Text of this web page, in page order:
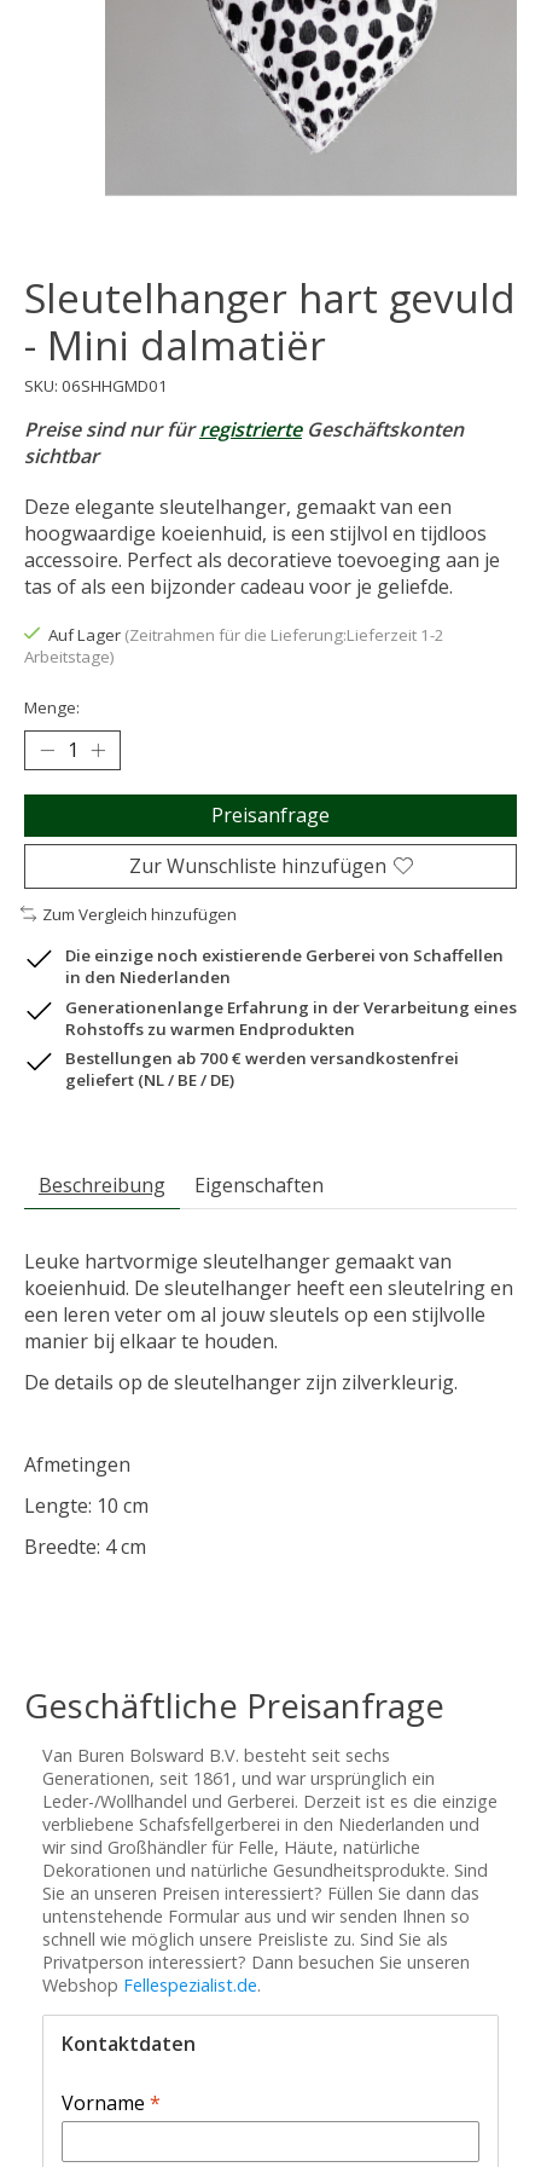
Sleutelhanger hart gevuld
- Mini dalmatiër
SKU: 06SHHGMD01
Preise sind nur fürregistrierteGeschäftskonten
sichtbar
Deze elegante sleutelhanger, gemaakt van een
hoogwaardige koeienhuid, is een stijlvol en tijdloos
accessoire. Perfect als decoratieve toevoeging aan je
tas of als een bijzonder cadeau voor je geliefde.
Auf Lager (Zeitrahmen für die Lieferung:Lieferzeit 1-2
Arbeitstage)
Menge:
Preisanfrage
Zur Wunschliste hinzufügen
Zum Vergleich hinzufügen
Die einzige noch existierende Gerberei von Schaffellen
in den Niederlanden
Generationenlange Erfahrung in der Verarbeitung eines
Rohstoffs zu warmen Endprodukten
Bestellungen ab 700 € werden versandkostenfrei
geliefert (NL / BE / DE)
Beschreibung Eigenschaften
Leuke hartvormige sleutelhanger gemaakt van
koeienhuid. De sleutelhanger heeft een sleutelring en
een leren veter om al jouw sleutels op een stijlvolle
manier bij elkaar te houden.
De details op de sleutelhanger zijn zilverkleurig.
Afmetingen
Lengte: 10 cm
Breedte: 4 cm
Geschäftliche Preisanfrage
Van Buren Bolsward B.V. besteht seit sechs
Generationen, seit 1861, und war ursprünglich ein
Leder-/Wollhandel und Gerberei. Derzeit ist es die einzige
verbliebene Schafsfellgerberei in den Niederlanden und
wir sind Großhändler für Felle, Häute, natürliche
Dekorationen und natürliche Gesundheitsprodukte. Sind
Sie an unseren Preisen interessiert? Füllen Sie dann das
untenstehende Formular aus und wir senden Ihnen so
schnell wie möglich unsere Preisliste zu. Sind Sie als
Privatperson interessiert? Dann besuchen Sie unseren
Webshop Fellespezialist.de.
Kontaktdaten
Vorname *